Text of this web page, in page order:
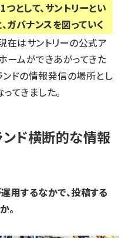
として、サントリーとい
ガバナンスを図っていく
在はサントリーの公式ア
ームができあがってきた
ンドの情報発信の場所とし
てきました。
ド横断的な情報
用するなかで、投稿する
。